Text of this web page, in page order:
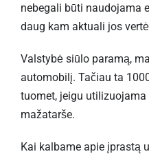
nebegali būti naudojama
daug kam aktuali jos
Valstybė siūlo paramą,
automobilį. Tačiau ta
tuomet, jeigu
mažatarše.
Kai kalbame apie įprastą